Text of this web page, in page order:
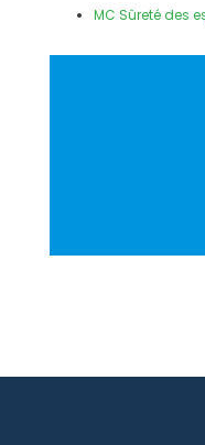
MC Sûreté des